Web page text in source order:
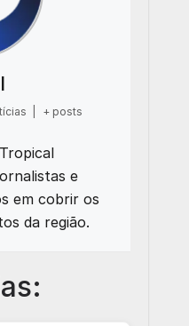
+ posts
e
em cobrir os
da região.